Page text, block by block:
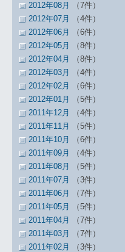
2012年08月
（7件）
2012年07月
（4件）
2012年06月
（6件）
2012年05月
（8件）
2012年04月
（8件）
2012年03月
（4件）
2012年02月
（6件）
2012年01月
（5件）
2011年12月
（4件）
2011年11月
（5件）
2011年10月
（6件）
2011年09月
（4件）
2011年08月
（5件）
2011年07月
（3件）
2011年06月
（7件）
2011年05月
（5件）
2011年04月
（7件）
2011年03月
（7件）
2011年02月
（3件）